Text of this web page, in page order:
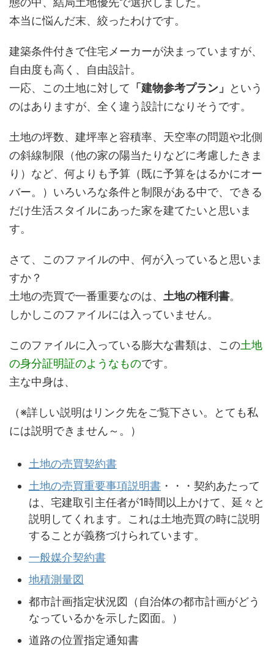
本当に悩んだ末、絞ったわけです。
建築条件付きで住宅メーカーが決まっていますが、
自由度も高く、自由設計。
一応、この土地に対して 「建物参考プラン」
という
のはありますが、全く違う設計になりそうです。
土地の坪数、建坪率と容積率、天空率の問題や北側
の斜線制限（他の家の陽当たりなどに考慮したきま
り）など、何よりも予算（既に予算をはるかにオー
バー。）いろいろな条件と制限がある中で、できる
だけ生活スタイルにあった家を建てたいと思いま
す。
さて、このファイルの中、何が入っていると思いま
すか？
土地の売買で一番重要なのは、 土地の権利書。
しかしこのファイルには入っていません。
このファイルに入っている膨大な書類は、この土地
の身分証明証のようなものです。
主な中身は、
（※詳しい説明はリンク先をご覧下さい。とても私
には説明できません～。）
土地の売買契約書
土地の売買重要事項説明書 ・・・契約あたって
は、宅建取引主任者が1時間以上かけて、延々と
説明してくれます。これは土地売買の時に説明
することが義務づけられています。
一般媒介契約書
地積測量図
都市計画指定状況図（自治体の都市計画がどう
なっているかを示した図面。）
道路の位置指定通知書